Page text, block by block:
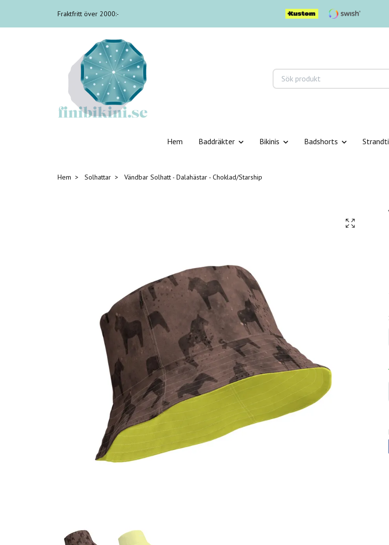
Fraktfritt över 2000:-
Hem Baddräkter Bikinis Badshorts
Hem Solhattar Vändbar Solhatt - Dalahästar - Choklad/Starship